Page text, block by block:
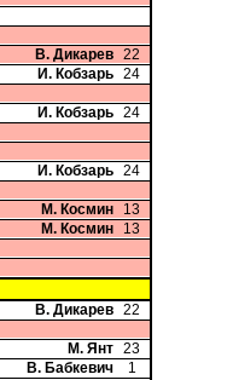
В. Дикарев 22
И. Кобзарь 24
И. Кобзарь 24
И. Кобзарь 24
М. Космин
13
М. Космин
13
В. Дикарев 22
М. Янт 23
В. Бабкевич
1